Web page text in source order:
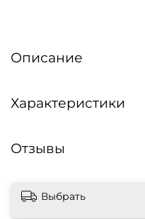
Описание
Характеристики
Отзывы
Выбрать